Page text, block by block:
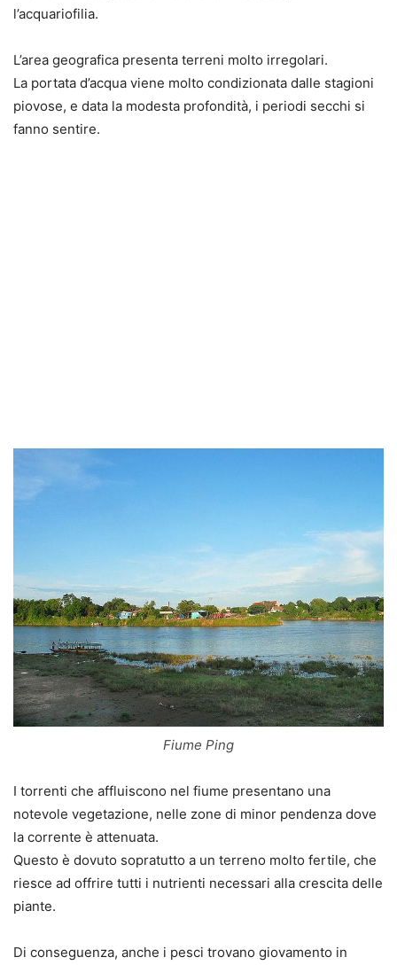
l’acquariofilia.
L’area geografica presenta terreni molto irregolari.
La portata d’acqua viene molto condizionata dalle stagioni
piovose, e data la modesta profondità, i periodi secchi si
fanno sentire.
Fiume Ping
I torrenti che affluiscono nel fiume presentano una
notevole vegetazione, nelle zone di minor pendenza dove
la corrente è attenuata.
Questo è dovuto sopratutto a un terreno molto fertile, che
riesce ad offrire tutti i nutrienti necessari alla crescita delle
piante.
Di conseguenza, anche i pesci trovano giovamento in